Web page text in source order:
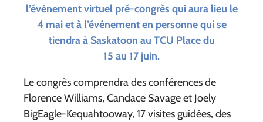
l’événement virtuel pré-congrès qui aura lieu le
4 mai et à l’événement en personne qui se
tiendra à Saskatoon au TCU Place du
15 au 17 juin.
Le congrès comprendra des conférences de
Florence Williams, Candace Savage et Joely
BigEagle-Kequahtooway, 17 visites guidées, des